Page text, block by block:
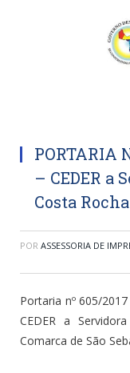
PORTARIA
– CEDER a
Costa Rocha
POR ASSESSORIA DE
Portaria nº 605/
CEDER a Servidora
Comarca de São